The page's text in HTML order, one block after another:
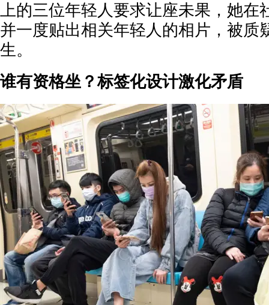
上的三位年轻人要求让座未果，她在
并一度贴出相关年轻人的相片，被质
生。
谁有资格坐？标签化设计激化矛盾